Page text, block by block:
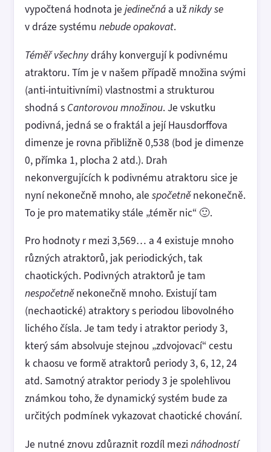
vypočtená hodnota je jedinečná a užnikdyse
v dráze systému nebude opakovat.
Téměř všechnydráhy konvergují k podivnému
atraktoru. Tím je v našem případě množina svými
(anti-intuitivními) vlastnostmi a strukturou
shodná s Cantorovou množinou. Je vskutku
podivná, jedná se o fraktál a její Hausdorffova
dimenze je rovna přibližně 0,538 (bod je dimenze
0, přímka 1, plocha 2 atd.). Drah
nekonvergujících k podivnému atraktoru sice je
nyní nekonečně mnoho, ale spočetněnekonečně.
To je pro matematiky stále „téměr nic“ 🙂.
Pro hodnoty r mezi 3,569… a 4 existuje mnoho
různých atraktorů, jak periodických, tak
chaotických. Podivných atraktorů je tam
nespočetněnekonečně mnoho. Existují tam
(nechaotické) atraktory s periodou libovolného
lichého čísla. Je tam tedy i atraktor periody 3,
který sám absolvuje stejnou „zdvojovací“ cestu
k chaosu ve formě atraktorů periody 3, 6, 12, 24
atd. Samotný atraktor periody 3 je spolehlivou
známkou toho, že dynamický systém bude za
určitých podmínek vykazovat chaotické chování.
Je nutné znovu zdůraznit rozdíl mezi náhodností